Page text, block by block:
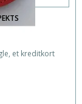
et kreditkort